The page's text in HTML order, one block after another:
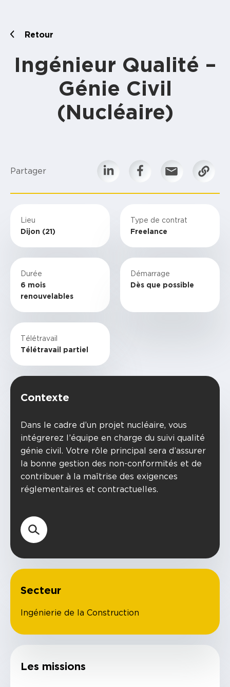
Retour
Ingénieur Qualité –
Génie Civil
(Nucléaire)
Partager
Lieu
Dijon (21)
Type de contrat
Freelance
Durée
6 mois
renouvelables
Démarrage
Dès que possible
Télétravail
Télétravail partiel
Contexte
Dans le cadre d’un projet nucléaire, vous
intégrerez l’équipe en charge du suivi qualité
génie civil. Votre rôle principal sera d’assurer
la bonne gestion des non-conformités et de
contribuer à la maîtrise des exigences
réglementaires et contractuelles.
Secteur
Ingénierie de la Construction
Les missions